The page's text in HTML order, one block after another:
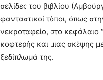
σελίδες του βιβλίου
φανταστικοί τόποι, όπως
νεκροταφείο, στο κεφάλαιο
κοφτερής και μιας σκέψης
ξεδίπλωμά της.